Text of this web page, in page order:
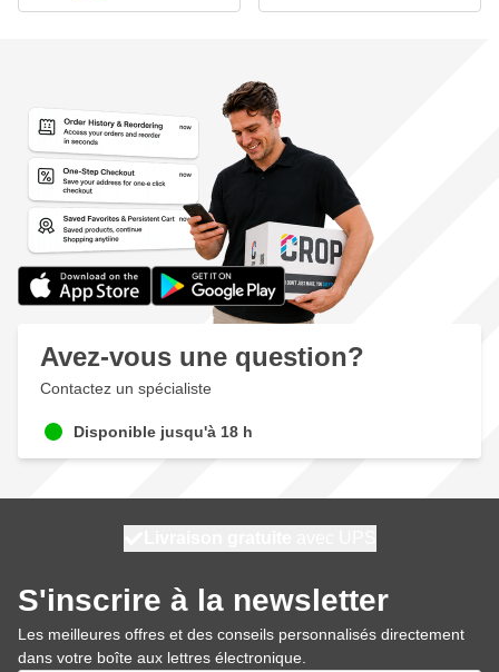
Avez-vous une question?
Contactez un spécialiste
Disponible jusqu'à 18 h
S'inscrire à la newsletter
Les meilleures offres et des conseils personnalisés directement
dans votre boîte aux lettres électronique.